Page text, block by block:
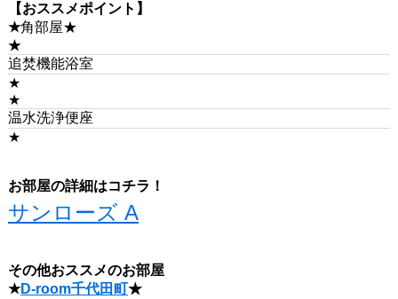
【おススメポイント】
★角部屋★
★
追焚機能浴室
★
★
温水洗浄便座
★
お部屋の詳細はコチラ！
サンローズ A
その他おススメのお部屋
★D-room千代田町★